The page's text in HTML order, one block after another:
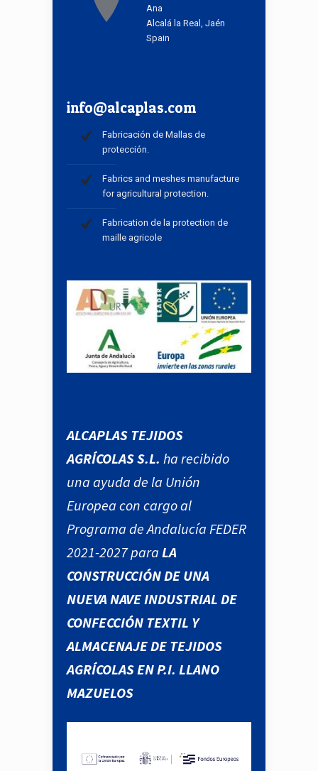
Ana
Alcalá la Real, Jaén
Spain
info@alcaplas.com
Fabricación de Mallas de
protección.
Fabrics and meshes manufacture
for agricultural protection.
Fabrication de la protection de
maille agricole
ALCAPLAS TEJIDOS
AGRÍCOLAS S.L. ha recibido
una ayuda de la Unión
Europea con cargo al
Programa de Andalucía FEDER
2021-2027 para LA
CONSTRUCCIÓN DE UNA
NUEVA NAVE INDUSTRIAL DE
CONFECCIÓN TEXTIL Y
ALMACENAJE DE TEJIDOS
AGRÍCOLAS EN P.I. LLANO
MAZUELOS